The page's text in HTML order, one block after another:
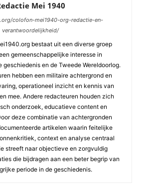
Mei 1940
colofon-mei1940-org-redactie-en-
verantwoordelijkheid/
bestaat uit een diverse groep
gemeenschappelijke interesse in
geschiedenis en de Tweede Wereldoorlog.
hebben een militaire achtergrond en
operationeel inzicht en kennis van
mee. Andere redacteuren houden zich
onderzoek, educatieve content en
deze combinatie van achtergronden
artikelen waarin feitelijke
context en analyse centraal
streeft naar objectieve en zorgvuldig
die bijdragen aan een beter begrip van
periode in de geschiedenis.